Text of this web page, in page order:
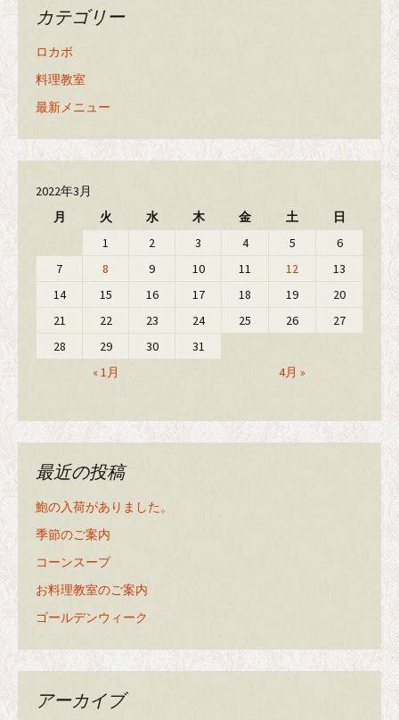
カテゴリー
ロカボ
料理教室
最新メニュー
2022年3月
月
火 水 木 金 土 日
« 1月 4月 »
1 2 3 4 5
6
7
8 9 10 11 12
13
14
15 16 17 18 19
20
21
22 23 24 25 26
27
28
29 30 31
最近の投稿
鮑の入荷がありました。
季節のご案内
コーンスープ
お料理教室のご案内
ゴールデンウィーク
アーカイブ